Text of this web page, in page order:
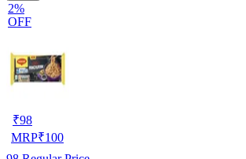
2%
OFF
₹98
MRP₹100